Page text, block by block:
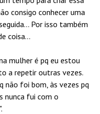
consigo conhecer uma
Por isso também
coisa...
mulher é pq eu estou
a repetir outras vezes.
não foi bom, às vezes pq
nunca fui com o